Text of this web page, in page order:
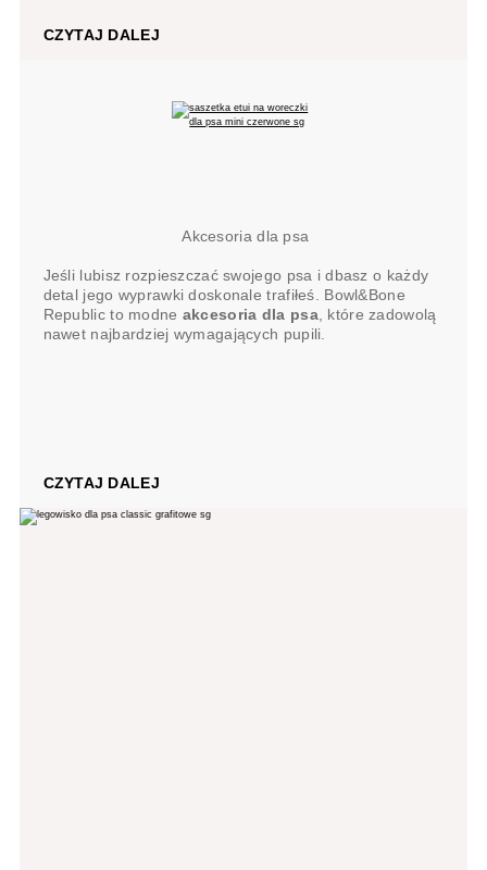
CZYTAJ DALEJ
Akcesoria dla psa
Jeśli lubisz rozpieszczać swojego psa i dbasz o każdy
detal jego wyprawki doskonale trafiłeś. Bowl&Bone
Republic to modne akcesoria dla psa, które zadowolą
nawet najbardziej wymagających pupili.
CZYTAJ DALEJ